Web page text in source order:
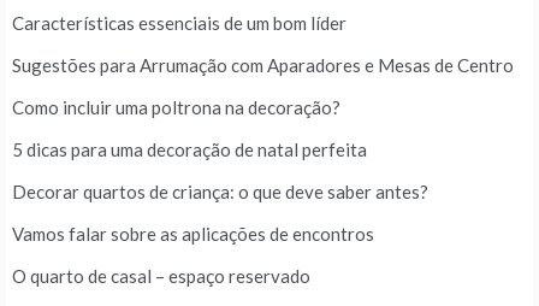
Características essenciais de um bom líder
Sugestões para Arrumação com Aparadores e Mesas de Centro
Como incluir uma poltrona na decoração?
5 dicas para uma decoração de natal perfeita
Decorar quartos de criança: o que deve saber antes?
Vamos falar sobre as aplicações de encontros
O quarto de casal – espaço reservado